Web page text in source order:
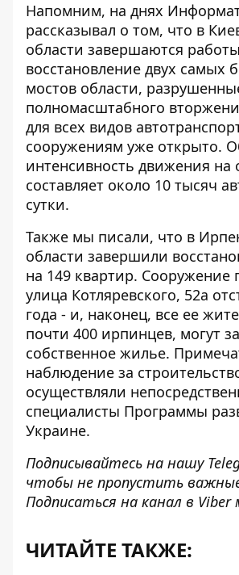
Напомним, на днях
рассказывал о том, что в
области завершаются
восстановление двух самых
мостов области,
полномасштабного
для всех видов
сооружениям уже открыто.
интенсивность движения на
составляет около 10 тысяч
сутки.
Также мы писали, что в
области завершили
на 149 квартир. Сооружение
улица Котляревского, 52а
года - и, наконец, все ее
почти 400 ирпинцев, могут
собственное жилье.
наблюдение за
осуществляли
специалисты Программы
Украине.
Подписывайтесь на нашу
чтобы не пропустить
Подписаться на канал в
ЧИТАЙТЕ ТАКЖЕ: